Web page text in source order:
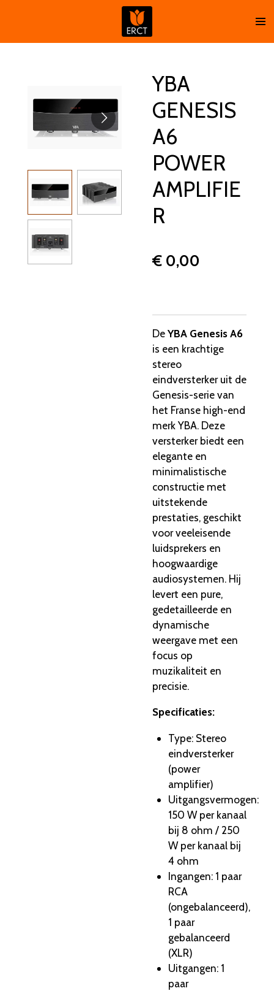
naar
YBA
GENESIS
A6
POWER
AMPLIFIE
R
€ 0,00
DeYBA Genesis A6
is een krachtige
stereo
eindversterker uit de
Genesis-serie van
het Franse high-end
merk YBA. Deze
versterker biedt een
elegante en
minimalistische
constructie met
uitstekende
prestaties, geschikt
voor veeleisende
luidsprekers en
hoogwaardige
audiosystemen. Hij
levert een pure,
gedetailleerde en
dynamische
weergave met een
focus op
muzikaliteit en
precisie.
Specificaties:
Type: Stereo
eindversterker
(power
amplifier)
Uitgangsvermogen:
150 W per kanaal
bij 8 ohm / 250
W per kanaal bij
4 ohm
Ingangen: 1 paar
RCA
(ongebalanceerd),
1 paar
gebalanceerd
(XLR)
Uitgangen: 1
paar